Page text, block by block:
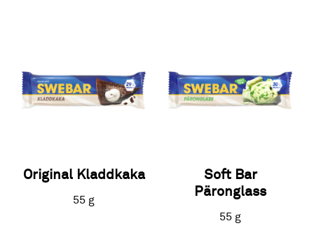
Original Kladdkaka
55 g
Soft Bar
Päronglass
55 g